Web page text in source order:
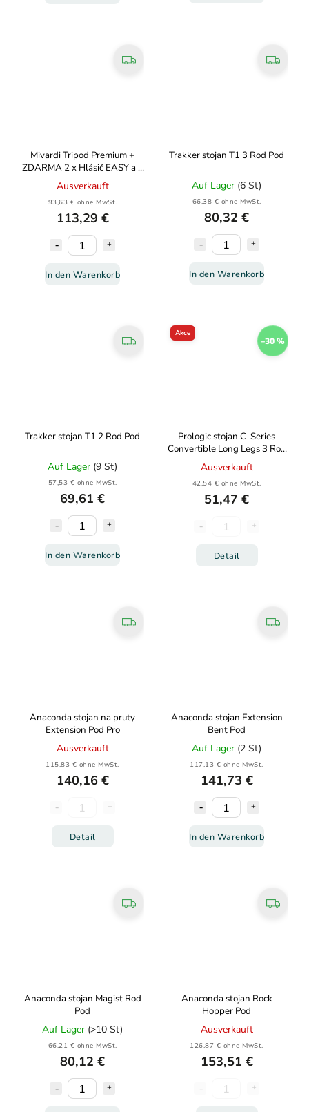
Mivardi Tripod Premium +
ZDARMA 2 x Hlásič EASY a 2
x Swing ARM Easy
Ausverkauft
93,63 € ohne MwSt.
113,29 €
In den Warenkorb
Trakker stojan T1 3 Rod Pod
Auf Lager (6 St)
66,38 € ohne MwSt.
80,32 €
In den Warenkorb
Trakker stojan T1 2 Rod Pod
Auf Lager (9 St)
57,53 € ohne MwSt.
69,61 €
In den Warenkorb
Akce
–30 %
Prologic stojan C-Series
Convertible Long Legs 3 Rod
Pod
Ausverkauft
42,54 € ohne MwSt.
51,47 €
Detail
Anaconda stojan na pruty
Extension Pod Pro
Ausverkauft
115,83 € ohne MwSt.
140,16 €
Detail
Anaconda stojan Extension
Bent Pod
Auf Lager (2 St)
117,13 € ohne MwSt.
141,73 €
In den Warenkorb
Anaconda stojan Magist Rod
Pod
Auf Lager (>10 St)
66,21 € ohne MwSt.
80,12 €
Anaconda stojan Rock
Hopper Pod
Ausverkauft
126,87 € ohne MwSt.
153,51 €